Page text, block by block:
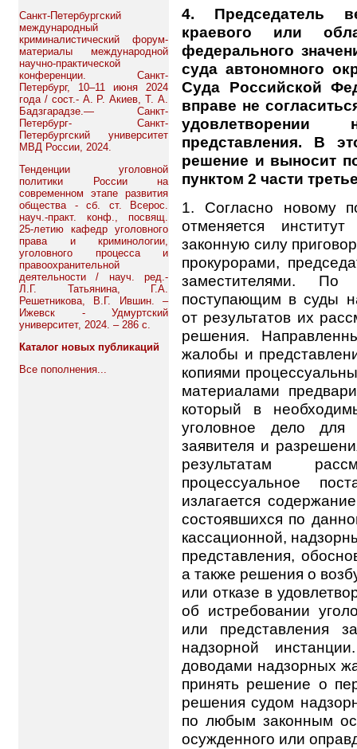
Санкт-Петербургский
международный
криминалистический форум-
материалы международной
научно-практической
конференции. Санкт-
Петербург, 10–11 июня 2024
года / сост.- А. Р. Акиев, Т. А.
Бадзгарадзе.— Санкт-
Петербург- Санкт-
Петербургский университет
МВД России, 2024.
Тенденции уголовной
политики России на
современном этапе развития
общества - сб. ст. Всерос.
науч.-практ. конф., посвящ.
25-летию кафедр уголовного
права и криминологии,
уголовного процесса и
правоохранительной
деятельности / науч. ред.-
Л.Г. Татьянина, Г.А.
Решетникова, В.Г. Ившин. –
Ижевск - Удмуртский
университет, 2024. – 286 с.
Каталог новых публикаций
Все пополнения...
4. Председатель
краевого или
федерального
суда автономного
Суда Российской
вправе не
представления. В
решение и выносит
пунктом 2 части
1. Согласно новому
отменяется
законную силу
прокурорами,
заместителями.
поступающим в суды
от результатов их
решения.
жалобы и
копиями
материалами
который в
уголовное дело для
заявителя и
результатам
процессуальное
излагается
состоявшихся по
кассационной,
представления,
а также решения о
или отказе в
об истребовании
или представления
надзорной
доводами надзорных
принять решение о
решения судом
по любым законным
осужденного или